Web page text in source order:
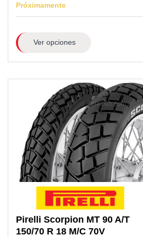
Próximamente
Ver opciones
Pirelli Scorpion MT 90 A/T
150/70 R 18 M/C 70V